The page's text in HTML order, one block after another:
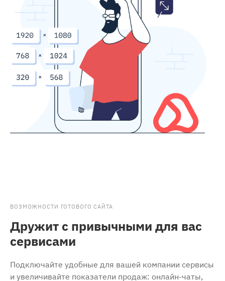
ВОЗМОЖНОСТИ ГОТОВОГО САЙТА
Дружит с привычными для вас
сервисами
Подключайте удобные для вашей компании сервисы
и увеличивайте показатели продаж: онлайн-чаты,